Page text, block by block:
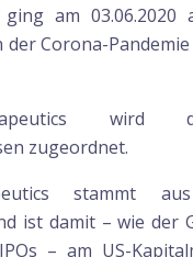
ging am
Corona-
wird
zugeordnet.
stammt
ist damit – wie der
– am US-